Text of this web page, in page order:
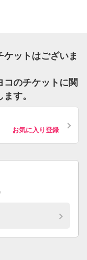
ットはございま
コのチケットに関
す。
お気に入り登録